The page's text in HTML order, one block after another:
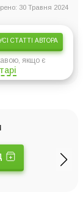
30 Травня 2024
СТАТТІ АВТОРА
якщо є